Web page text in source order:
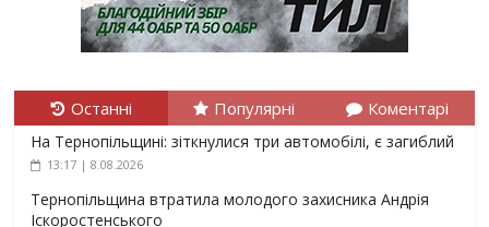
Останні Популярні Коментарі
На Тернопільщині: зіткнулися три автомобілі, є загиблий
13:17 | 8.08.2026
Тернопільщина втратила молодого захисника Андрія
Іскоростенського